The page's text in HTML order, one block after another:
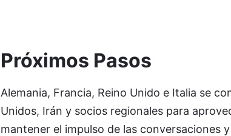
Próximos Pasos
Alemania, Francia, Reino Unido e Italia se
Unidos, Irán y socios regionales para
mantener el impulso de las conversaciones